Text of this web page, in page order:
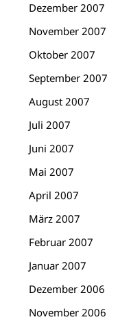
Dezember 2007
November 2007
Oktober 2007
September 2007
August 2007
Juli 2007
Juni 2007
Mai 2007
April 2007
März 2007
Februar 2007
Januar 2007
Dezember 2006
November 2006